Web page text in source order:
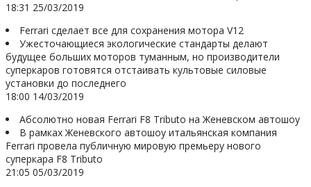
18:31 25/03/2019
Ferrari сделает все для сохранения мотора V12
Ужесточающиеся экологические стандарты делают
будущее больших моторов туманным, но производители
суперкаров готовятся отстаивать культовые силовые
установки до последнего
18:00 14/03/2019
Абсолютно новая Ferrari F8 Tributo на Женевском автошоу
В рамках Женевского автошоу итальянская компания
Ferrari провела публичную мировую премьеру нового
суперкара F8 Tributo
21:05 05/03/2019